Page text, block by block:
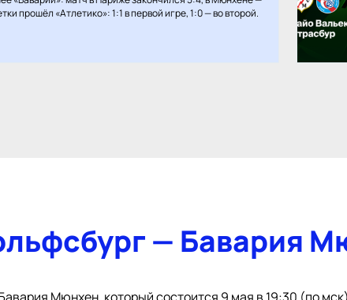
прошёл «Атлетико»: 1:1 в первой игре, 1:0 — во второй.
— Бавария